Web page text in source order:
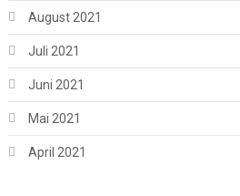
August 2021
Juli 2021
Juni 2021
Mai 2021
April 2021